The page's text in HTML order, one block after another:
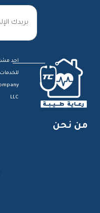
احد
LLC
من نحن